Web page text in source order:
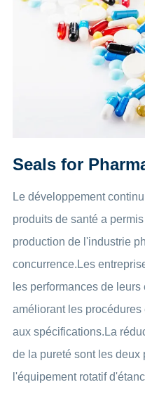
Seals for
Le développement
produits de santé a
production de l'industrie
concurrence.Les
les performances de
améliorant les
aux spécifications.La
de la pureté sont les
l'équipement rotatif